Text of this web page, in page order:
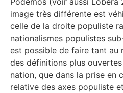
image très différente est
celle de la droite populiste
nationalismes populistes
est possible de faire tant au
des définitions plus
nation, que dans la prise en
relative des axes populiste